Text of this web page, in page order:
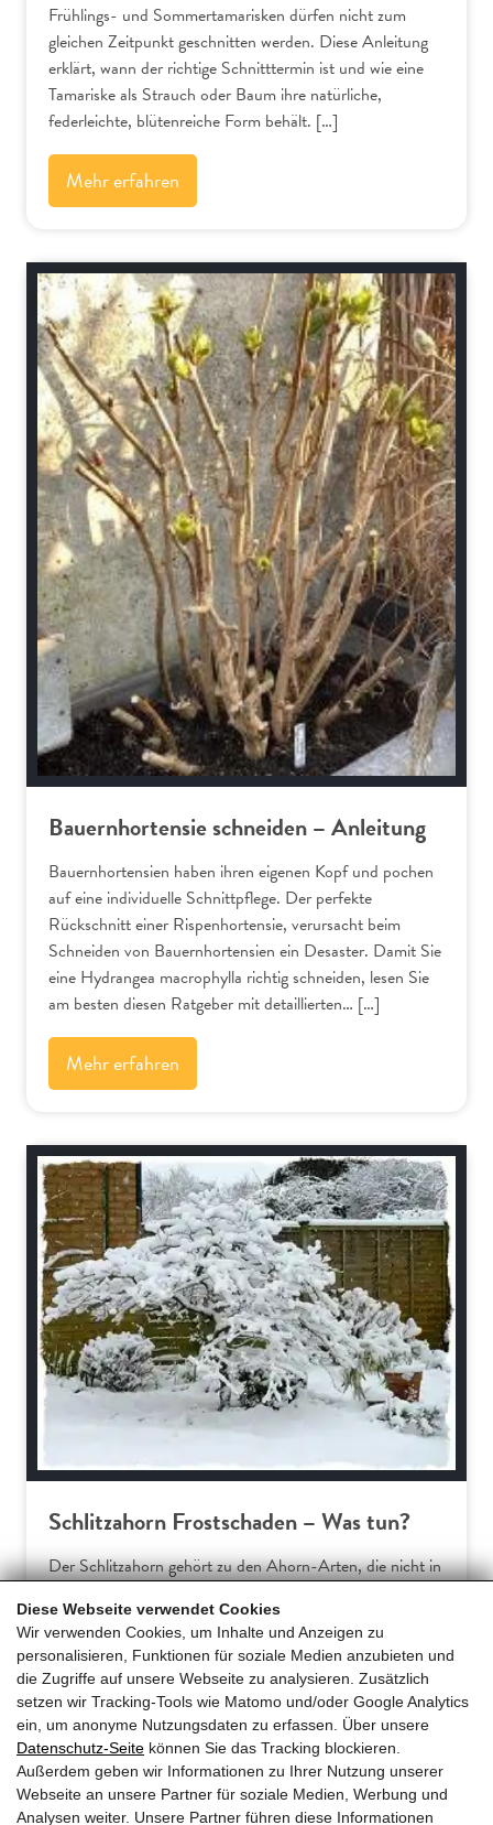
Diese Webseite verwendet Cookies
Wir verwenden Cookies, um Inhalte und Anzeigen zu
personalisieren, Funktionen für soziale Medien anzubieten und
die Zugriffe auf unsere Webseite zu analysieren. Zusätzlich
setzen wir Tracking-Tools wie Matomo und/oder Google Analytics
ein, um anonyme Nutzungsdaten zu erfassen. Über unsere
Datenschutz-Seite können Sie das Tracking blockieren.
Außerdem geben wir Informationen zu Ihrer Nutzung unserer
Webseite an unsere Partner für soziale Medien, Werbung und
Analysen weiter. Unsere Partner führen diese Informationen
Frühlings- und Sommertamarisken dürfen nicht zum
gleichen Zeitpunkt geschnitten werden. Diese Anleitung
erklärt, wann der richtige Schnitttermin ist und wie eine
Tamariske als Strauch oder Baum ihre natürliche,
federleichte, blütenreiche Form behält. […]
Mehr erfahren
Schnitt-Anleitungen
Bauernhortensie schneiden – Anleitung
Bauernhortensien haben ihren eigenen Kopf und pochen
auf eine individuelle Schnittpflege. Der perfekte
Rückschnitt einer Rispenhortensie, verursacht beim
Schneiden von Bauernhortensien ein Desaster. Damit Sie
eine Hydrangea macrophylla richtig schneiden, lesen Sie
am besten diesen Ratgeber mit detaillierten… […]
Mehr erfahren
Bäume und Sträucher
Schlitzahorn Frostschaden – Was tun?
Der Schlitzahorn gehört zu den Ahorn-Arten, die nicht in
Hausgärtner am Acer palmatum dissectum häufiger über
Frostschäden klagen. Dieser Ratgeber erklärt die
typischen Symptome und gibt praxiserprobte Tipps für
effektive Gegenmaßnahmen und… […]
Mehr erfahren